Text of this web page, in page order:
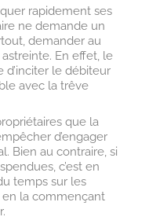
rapidement ses
ne demande un
demander au
astreinte. En effet, le
d’inciter le débiteur
avec la trêve
que la
d’engager
Bien au contraire, si
c’est en
temps sur les
la commençant